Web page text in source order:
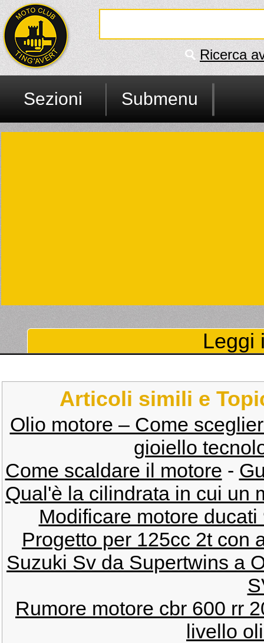
Ricerca
Sezioni Submenu
Leggi
Articoli simili e
Olio motore – Come
gioiello
Come scaldare il motore -
Qual'è la cilindrata in cui un
Modificare motore
Progetto per 125cc 2t con
Suzuki Sv da Supertwins a
Rumore motore cbr 600 rr
livello